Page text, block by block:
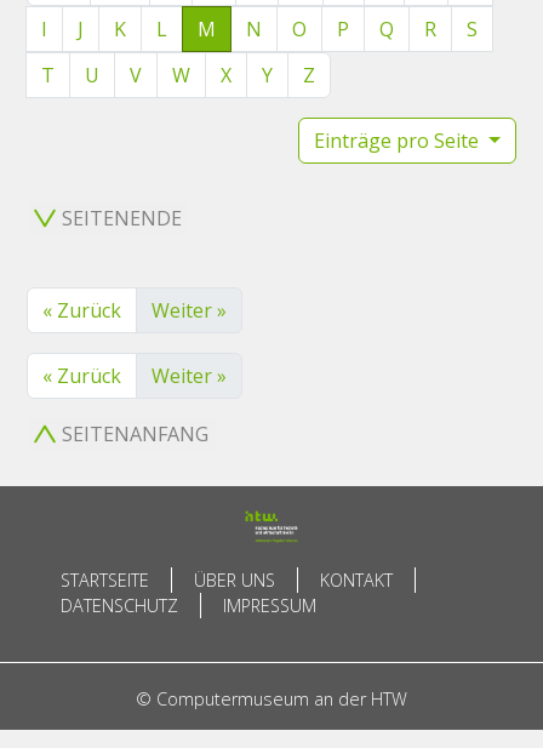
I
J K L M N O P Q R
S
T
U V W X Y Z
Einträge pro Seite
SEITENENDE
« Zurück Weiter »
« Zurück Weiter »
SEITENANFANG
STARTSEITE ÜBER UNS
KONTAKT
DATENSCHUTZ
IMPRESSUM
© Computermuseum an der HTW